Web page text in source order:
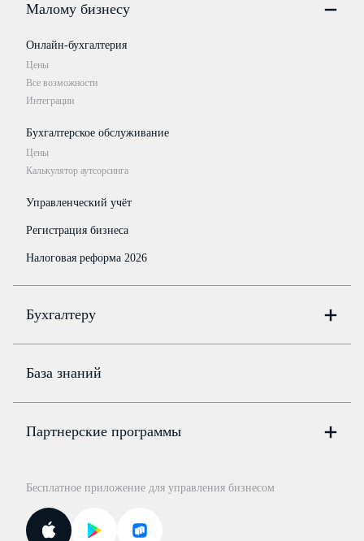
Малому бизнесу
Онлайн-бухгалтерия
Цены
Все возможности
Интеграции
Бухгалтерское обслуживание
Цены
Калькулятор аутсорсинга
Управленческий учёт
Регистрация бизнеса
Налоговая реформа 2026
Бухгалтеру
Цены
Бюро
Консультации по учёту и налогам
Курсы повышения квалификации
Госпроверки
Поиск ответа на вопрос
База знаний
Партнерские программы
Для самозанятых
Бесплатное приложение для управления бизнесом